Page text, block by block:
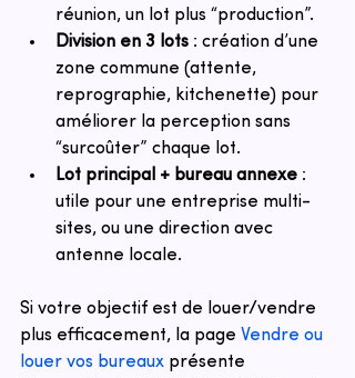
réunion, un lot plus “production”.
Division en 3 lots : création d’une
zone commune (attente,
reprographie, kitchenette) pour
améliorer la perception sans
“surcoûter” chaque lot.
Lot principal + bureau annexe :
utile pour une entreprise multi-
sites, ou une direction avec
antenne locale.
Si votre objectif est de louer/vendre
plus efficacement, la page Vendre ou
louer vos bureaux présente